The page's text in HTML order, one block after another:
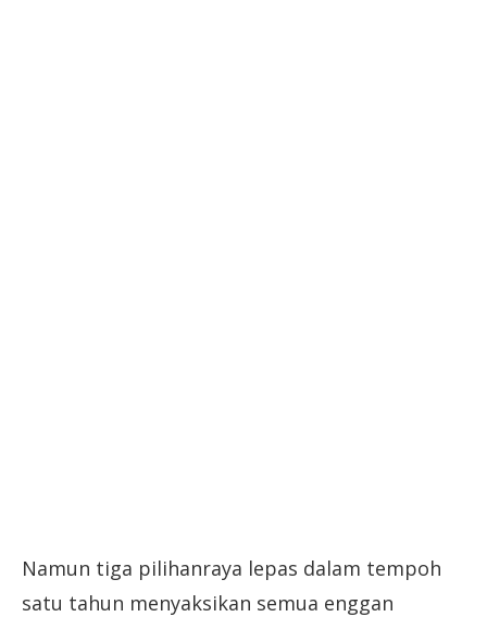
Namun tiga pilihanraya lepas dalam tempoh
satu tahun menyaksikan semua enggan